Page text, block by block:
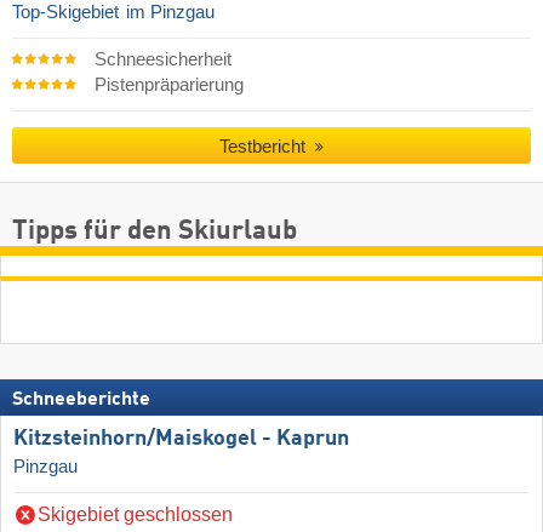
Top-Skigebiet im Pinzgau
Schneesicherheit
Pistenpräparierung
Testbericht
Tipps für den Skiurlaub
Schneeberichte
Kitzsteinhorn/​Maiskogel - Kaprun
Pinzgau
Skigebiet geschlossen